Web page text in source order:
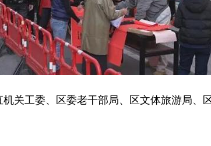
关工委、区委老干部局、区文体旅游局、